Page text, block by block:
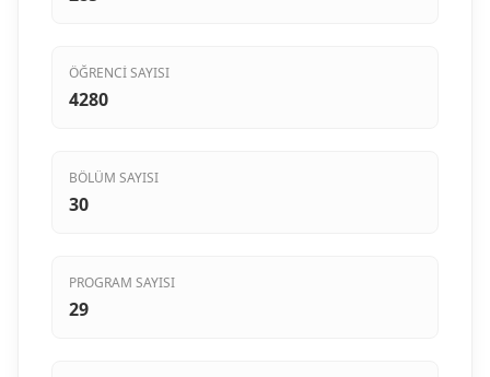
ÖĞRENCI SAYISI
4280
BÖLÜM SAYISI
30
PROGRAM SAYISI
29